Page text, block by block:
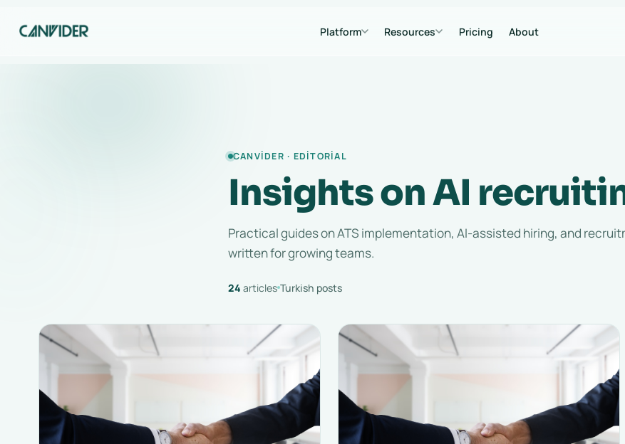
Platform Resources Pricing About
CANVIDER · EDITORIAL
Insights on AI
Practical guides on ATS implementation, AI-assisted hiring, and
written for growing teams.
24 articles Turkish posts